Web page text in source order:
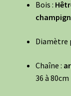
Bois :
Diamètre
Chaîne :
36 à 80cm